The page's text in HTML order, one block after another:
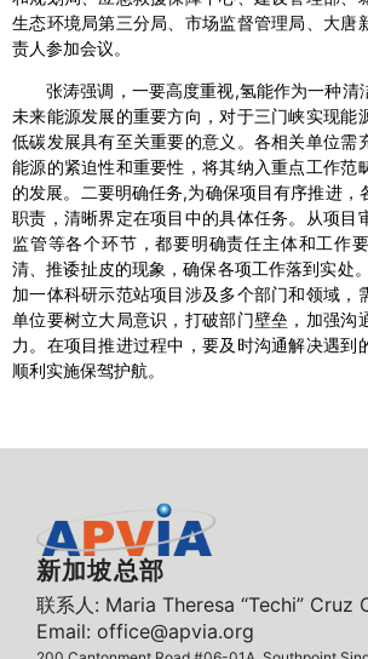
生态环境局第三分局、市场监督管理局、大唐
责人参加会议。
张涛强调，一要高度重视,氢能作为一种清
未来能源发展的重要方向，对于三门峡实现能
低碳发展具有至关重要的意义。各相关单位需
能源的紧迫性和重要性，将其纳入重点工作范
的发展。二要明确任务,为确保项目有序推进，
职责，清晰界定在项目中的具体任务。从项目
监管等各个环节，都要明确责任主体和工作
清、推诿扯皮的现象，确保各项工作落到实处
加一体科研示范站项目涉及多个部门和领域，
单位要树立大局意识，打破部门壁垒，加强沟
力。在项目推进过程中，要及时沟通解决遇到
顺利实施保驾护航。
新加坡总部
联系人: Maria Theresa “Techi” Cruz
Email: office@apvia.org